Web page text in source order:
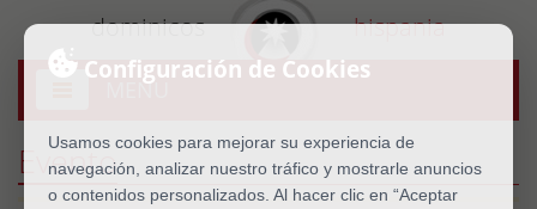
Configuración de Cookies
Usamos cookies para mejorar su experiencia de
navegación, analizar nuestro tráfico y mostrarle anuncios
o contenidos personalizados. Al hacer clic en “Aceptar
dominicos hispania
MENU
Evento